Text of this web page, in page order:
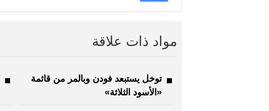
مواد ذات علاقة
توخل يستبعد فودن وبالمر من قائمة
«الأسود الثلاثة»